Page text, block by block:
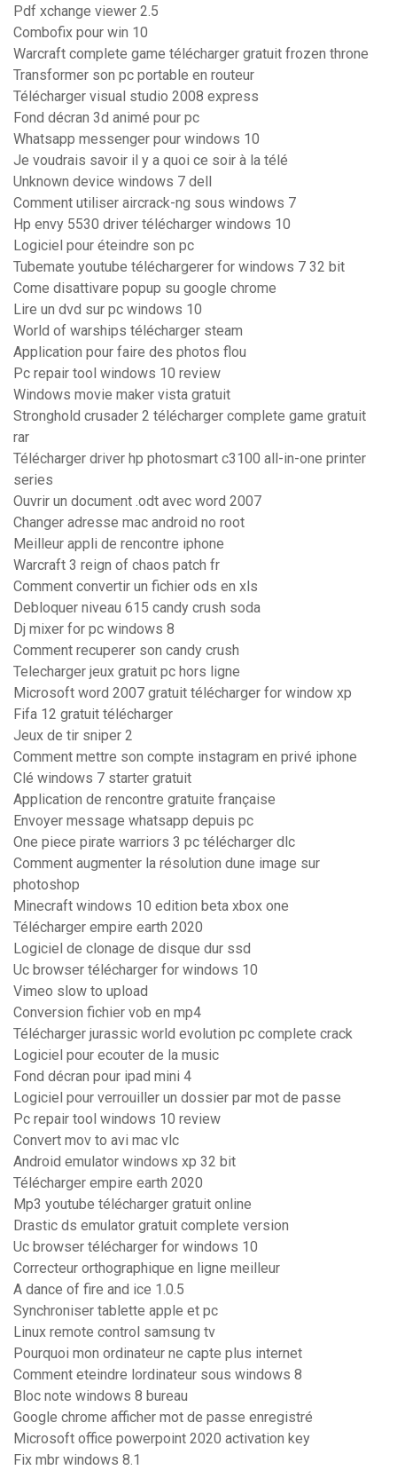
Pdf xchange viewer 2.5
Combofix pour win 10
Warcraft complete game télécharger gratuit frozen throne
Transformer son pc portable en routeur
Télécharger visual studio 2008 express
Fond décran 3d animé pour pc
Whatsapp messenger pour windows 10
Je voudrais savoir il y a quoi ce soir à la télé
Unknown device windows 7 dell
Comment utiliser aircrack-ng sous windows 7
Hp envy 5530 driver télécharger windows 10
Logiciel pour éteindre son pc
Tubemate youtube téléchargerer for windows 7 32 bit
Come disattivare popup su google chrome
Lire un dvd sur pc windows 10
World of warships télécharger steam
Application pour faire des photos flou
Pc repair tool windows 10 review
Windows movie maker vista gratuit
Stronghold crusader 2 télécharger complete game gratuit
rar
Télécharger driver hp photosmart c3100 all-in-one printer
series
Ouvrir un document .odt avec word 2007
Changer adresse mac android no root
Meilleur appli de rencontre iphone
Warcraft 3 reign of chaos patch fr
Comment convertir un fichier ods en xls
Debloquer niveau 615 candy crush soda
Dj mixer for pc windows 8
Comment recuperer son candy crush
Telecharger jeux gratuit pc hors ligne
Microsoft word 2007 gratuit télécharger for window xp
Fifa 12 gratuit télécharger
Jeux de tir sniper 2
Comment mettre son compte instagram en privé iphone
Clé windows 7 starter gratuit
Application de rencontre gratuite française
Envoyer message whatsapp depuis pc
One piece pirate warriors 3 pc télécharger dlc
Comment augmenter la résolution dune image sur
photoshop
Minecraft windows 10 edition beta xbox one
Télécharger empire earth 2020
Logiciel de clonage de disque dur ssd
Uc browser télécharger for windows 10
Vimeo slow to upload
Conversion fichier vob en mp4
Télécharger jurassic world evolution pc complete crack
Logiciel pour ecouter de la music
Fond décran pour ipad mini 4
Logiciel pour verrouiller un dossier par mot de passe
Pc repair tool windows 10 review
Convert mov to avi mac vlc
Android emulator windows xp 32 bit
Télécharger empire earth 2020
Mp3 youtube télécharger gratuit online
Drastic ds emulator gratuit complete version
Uc browser télécharger for windows 10
Correcteur orthographique en ligne meilleur
A dance of fire and ice 1.0.5
Synchroniser tablette apple et pc
Linux remote control samsung tv
Pourquoi mon ordinateur ne capte plus internet
Comment eteindre lordinateur sous windows 8
Bloc note windows 8 bureau
Google chrome afficher mot de passe enregistré
Microsoft office powerpoint 2020 activation key
Fix mbr windows 8.1